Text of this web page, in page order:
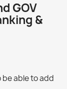
GOV
&
able to add